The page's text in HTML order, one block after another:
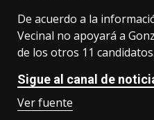
De acuerdo a la
Vecinal no apoyará a
de los otros 11 candidatos.
Sigue al canal de
Ver fuente